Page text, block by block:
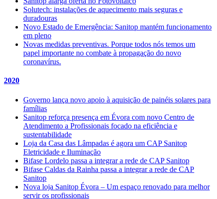
Solutech: instalações de aquecimento mais seguras e
duradouras
Novo Estado de Emergência: Sanitop mantém funcionamento
em pleno
Novas medidas preventivas. Porque todos nós temos um
papel importante no combate à propagação do novo
coronavírus.
2020
Governo lança novo apoio à aquisição de painéis solares para
famílias
Sanitop reforça presença em Évora com novo Centro de
Atendimento a Profissionais focado na eficiência e
sustentabilidade
Loja da Casa das Lâmpadas é agora um CAP Sanitop
Eletricidade e Iluminação
Bifase Lordelo passa a integrar a rede de CAP Sanitop
Bifase Caldas da Rainha passa a integrar a rede de CAP
Sanitop
Nova loja Sanitop Évora – Um espaço renovado para melhor
servir os profissionais